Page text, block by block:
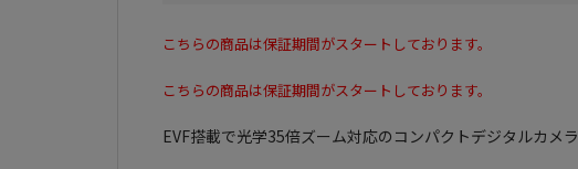
こちらの商品は保証期間がスタートしております。
こちらの商品は保証期間がスタートしております。
EVF搭載で光学35倍ズーム対応のコンパクトデジタルカメラ